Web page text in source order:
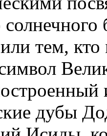
тем,
дубы